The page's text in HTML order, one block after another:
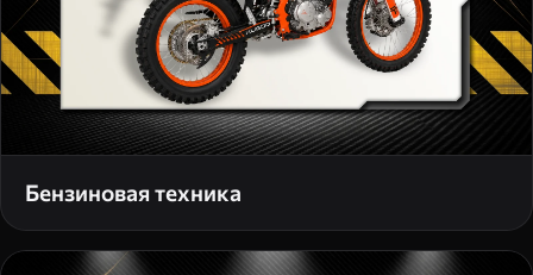
Бензиновая техника